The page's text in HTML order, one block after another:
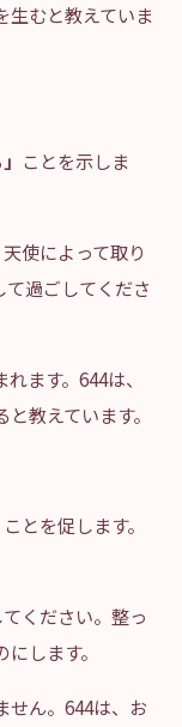
生むと教えていま
ことを示しま
使によって取り
過ごしてくださ
ます。644は、
教えています。
ことを促します。
ください。整っ
します。
せん。644は、お